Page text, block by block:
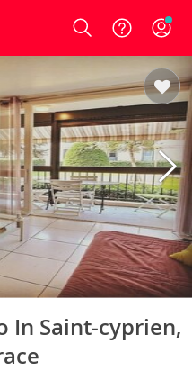
Login
In Saint-cyprien,